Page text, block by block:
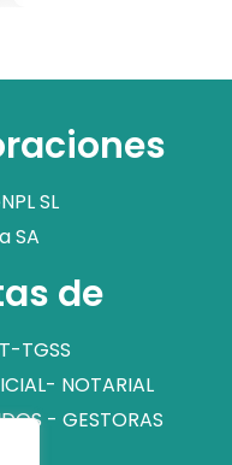
SL
SA
de
TGSS
NOTARIAL
- GESTORAS